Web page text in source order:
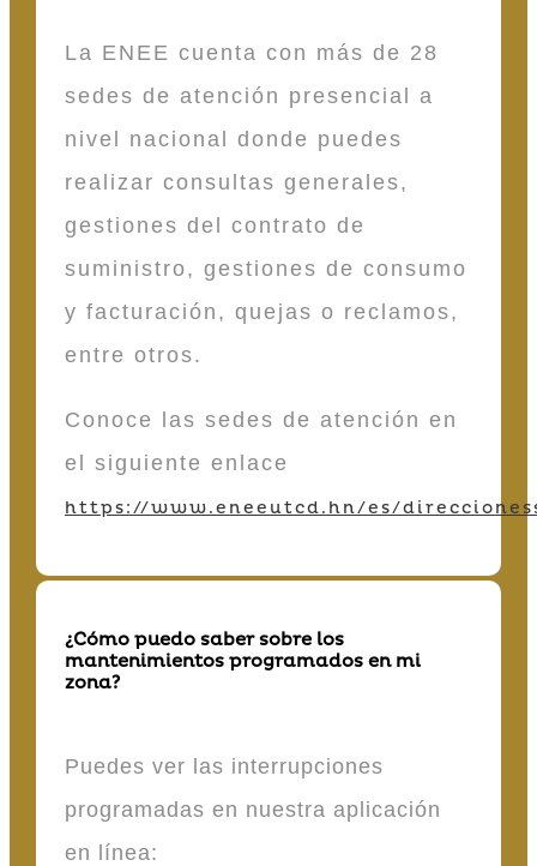
La ENEE cuenta con más de 28
sedes de atención presencial a
nivel nacional donde puedes
realizar consultas generales,
gestiones del contrato de
suministro, gestiones de consumo
y facturación, quejas o reclamos,
entre otros.
Conoce las sedes de atención en
el siguiente enlace
https://www.eneeutcd.hn/es/
¿Cómo puedo saber sobre los
mantenimientos programados en mi
zona?
Puedes ver las interrupciones
programadas en nuestra aplicación
en línea: